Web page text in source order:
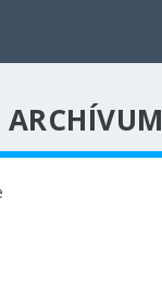
АRCHÍVUM